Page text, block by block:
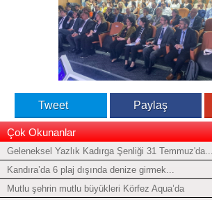
Tweet Paylaş
Çok Okunanlar
Geleneksel Yazlık Kadırga Şenliği 31 Temmuz'da...
Kandıra’da 6 plaj dışında denize girmek...
Mutlu şehrin mutlu büyükleri Körfez Aqua’da